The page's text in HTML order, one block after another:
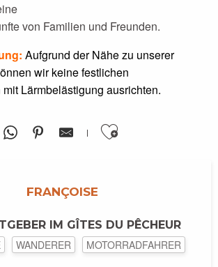
von Familien und Freunden.
Aufgrund der Nähe zu unserer
wir keine festlichen
Lärmbelästigung ausrichten.
Ajouter
FRANÇOISE
IM GÎTES DU PÊCHEUR
WANDERER MOTORRADFAHRER